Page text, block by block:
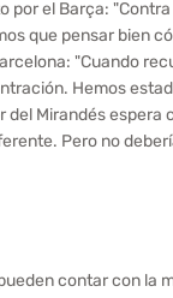
el Barça:
que pensar bien
"Cuando
Hemos
Mirandés espera
Pero no
contar con la